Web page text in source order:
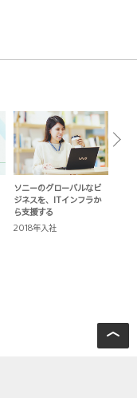
ソニーのグローバルなビ
ジネスを、ITインフラか
ら支援する
2018年入社